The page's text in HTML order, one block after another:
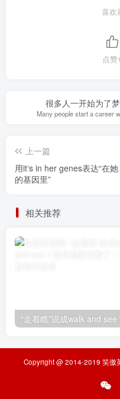
喜欢
点赞
很多人一开始为了
Many people start a career
上一篇
用it‘s in her genes表达“在她
的基因里”
相关推荐
Copyright @ 2014-2019 笑傲